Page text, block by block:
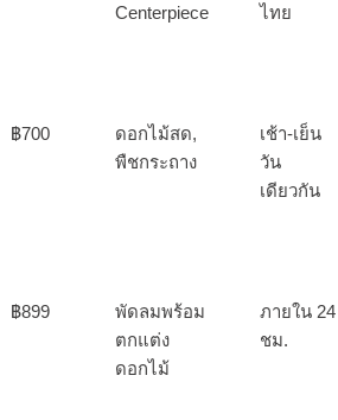
Centerpiece
ไทย
฿700
ดอกไม้สด,
พืชกระถาง
เช้า-เย็น
วัน
เดียวกัน
฿899
พัดลมพร้อม
ตกแต่ง
ดอกไม้
ภายใน 24
ชม.